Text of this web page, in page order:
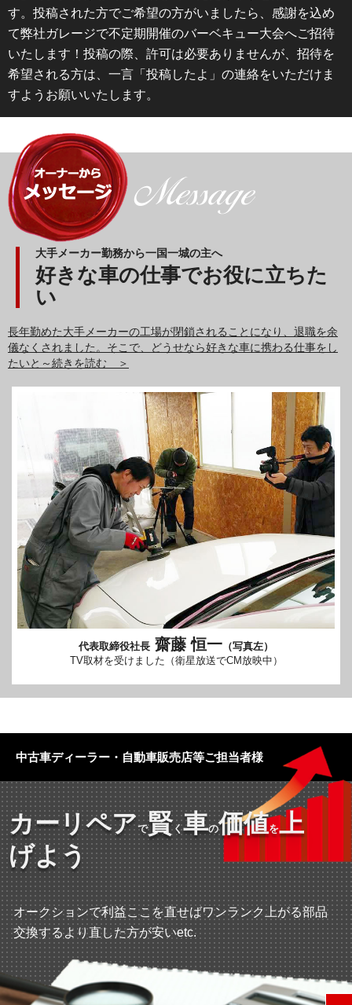
す。投稿された方でご希望の方がいましたら、感謝を込め
て弊社ガレージで不定期開催のバーベキュー大会へご招待
いたします！投稿の際、許可は必要ありませんが、招待を
希望される方は、一言「投稿したよ」の連絡をいただけま
すようお願いいたします。
大手メーカー勤務から一国一城の主へ
好きな車の仕事でお役に立ちた
い
長年勤めた大手メーカーの工場が閉鎖されることになり、退職を余
儀なくされました。そこで、どうせなら好きな車に携わる仕事をし
たいと～続きを読む ＞
代表取締役社長 齋藤 恒一 （写真左）
TV取材を受けました（衛星放送でCM放映中）
中古車ディーラー・自動車販売店等ご担当者様
カーリペアで賢く車の価値を上
げよう
オークションで利益ここを直せばワンランク上がる部品
交換するより直した方が安いetc.